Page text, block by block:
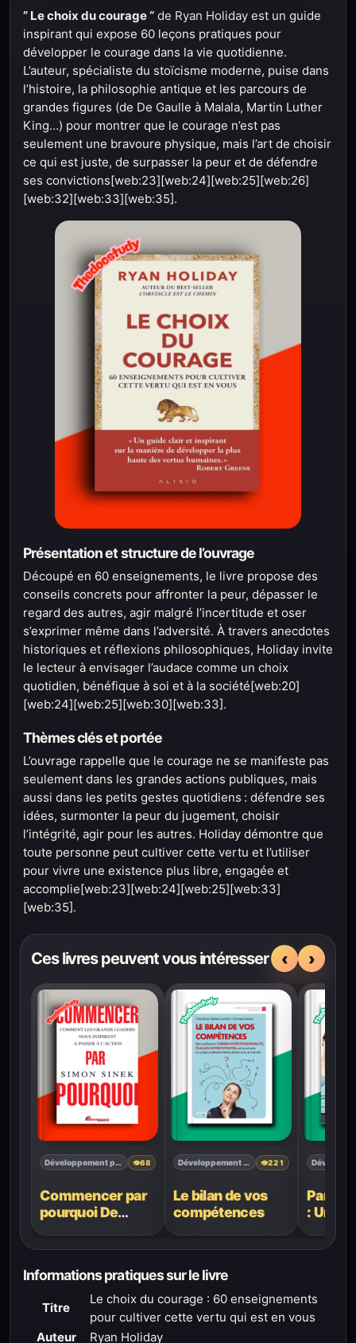
” Le choix du courage “ de Ryan Holiday est un guide
inspirant qui expose 60 leçons pratiques pour
développer le courage dans la vie quotidienne.
L’auteur, spécialiste du stoïcisme moderne, puise dans
l’histoire, la philosophie antique et les parcours de
grandes figures (de De Gaulle à Malala, Martin Luther
King…) pour montrer que le courage n’est pas
seulement une bravoure physique, mais l’art de choisir
ce qui est juste, de surpasser la peur et de défendre
ses convictions[web:23][web:24][web:25][web:26]
[web:32][web:33][web:35].
Présentation et structure de l’ouvrage
Découpé en 60 enseignements, le livre propose des
conseils concrets pour affronter la peur, dépasser le
regard des autres, agir malgré l’incertitude et oser
s’exprimer même dans l’adversité. À travers anecdotes
historiques et réflexions philosophiques, Holiday invite
le lecteur à envisager l’audace comme un choix
quotidien, bénéfique à soi et à la société[web:20]
[web:24][web:25][web:30][web:33].
Thèmes clés et portée
L’ouvrage rappelle que le courage ne se manifeste pas
seulement dans les grandes actions publiques, mais
aussi dans les petits gestes quotidiens : défendre ses
idées, surmonter la peur du jugement, choisir
l’intégrité, agir pour les autres. Holiday démontre que
toute personne peut cultiver cette vertu et l’utiliser
pour vivre une existence plus libre, engagée et
accomplie[web:23][web:24][web:25][web:33]
[web:35].
Ces livres peuvent vous intéresser ‹ ›
Développement personnel 👁68
Commencer par
pourquoi De
Développement personnel 👁221
Le bilan de vos
compétences
: Une
Informations pratiques sur le livre
Titre
Le choix du courage : 60 enseignements
pour cultiver cette vertu qui est en vous
Auteur
Ryan Holiday